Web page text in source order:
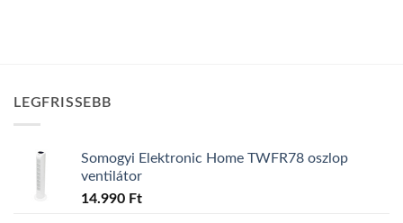
LEGFRISSEBB
Somogyi Elektronic Home TWFR78 oszlop
ventilátor
14.990 Ft